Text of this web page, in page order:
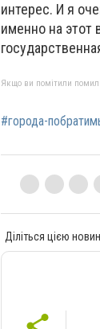
интерес. И я
именно на этот
Якщо ви помітили
#города-
Діліться цією